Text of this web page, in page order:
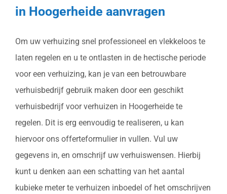
in Hoogerheide aanvragen
Om uw verhuizing snel professioneel en vlekkeloos te
laten regelen en u te ontlasten in de hectische periode
voor een verhuizing, kan je van een betrouwbare
verhuisbedrijf gebruik maken door een geschikt
verhuisbedrijf voor verhuizen in Hoogerheide te
regelen. Dit is erg eenvoudig te realiseren, u kan
hiervoor ons offerteformulier in vullen. Vul uw
gegevens in, en omschrijf uw verhuiswensen. Hierbij
kunt u denken aan een schatting van het aantal
kubieke meter te verhuizen inboedel of het omschrijven